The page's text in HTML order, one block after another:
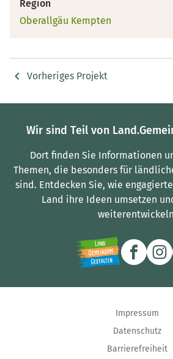
Region
Oberallgäu Kempten
Vorheriges Projekt
Wir sind Teil von
Dort finden Sie Informationen
Themen, die besonders für
sind. Entdecken Sie, wie
Land ihre Ideen umsetzen
Impressum
Datenschutz
Barrierefreiheit